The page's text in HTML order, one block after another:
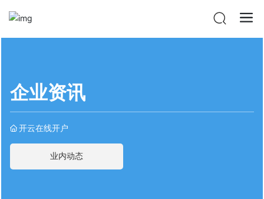
开云在线开户
企业资讯
开云在线开户
业内动态